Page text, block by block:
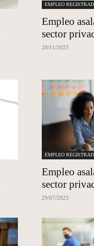
EMPLEO
Empleo
sector
28/11/2023
EMPLEO
Empleo
sector
29/07/2023